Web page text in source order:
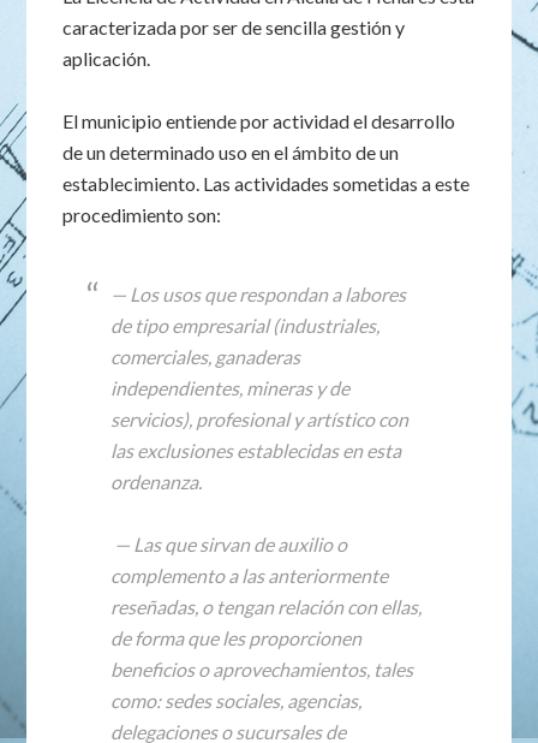
caracterizada por ser de sencilla gestión y
aplicación.
El municipio entiende por actividad el desarrollo
de un determinado uso en el ámbito de un
establecimiento. Las actividades sometidas a este
procedimiento son:
— Los usos que respondan a labores
de tipo empresarial (industriales,
comerciales, ganaderas
independientes, mineras y de
servicios), profesional y artístico con
las exclusiones establecidas en esta
ordenanza.
— Las que sirvan de auxilio o
complemento a las anteriormente
reseñadas, o tengan relación con ellas,
de forma que les proporcionen
beneficios o aprovechamientos, tales
como: sedes sociales, agencias,
delegaciones o sucursales de